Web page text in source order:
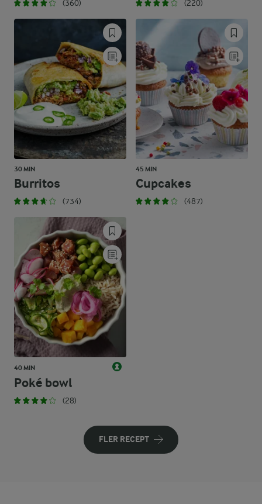
(360) (220)
30 MIN
Burritos
(734)
45 MIN
Cupcakes
(487)
40 MIN
Poké bowl
(28)
FLER RECEPT